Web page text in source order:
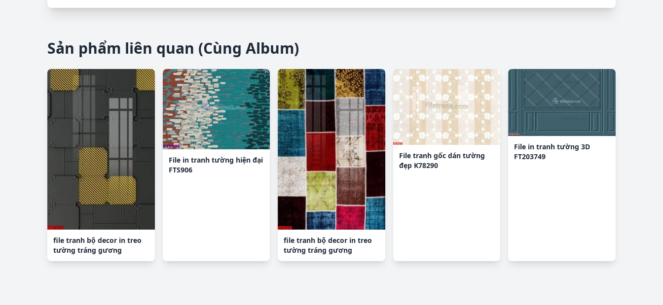
Sản phẩm liên quan (Cùng Album)
file tranh bộ decor in treo
tường tráng gương
OPIC1123
File in tranh tường hiện đại
FTS906
file tranh bộ decor in treo
tường tráng gương
OPIC674
File tranh gốc dán tường
đẹp K78290
File in tranh tường 3D
FT203749